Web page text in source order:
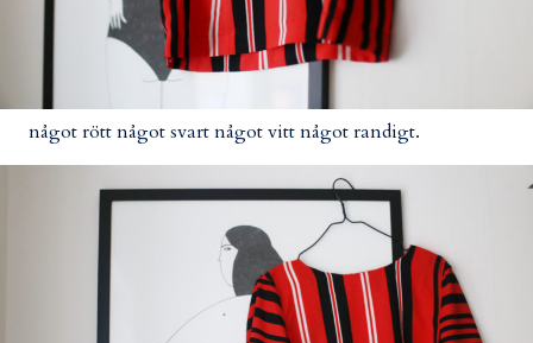
något rött något svart något vitt något randigt.